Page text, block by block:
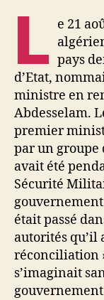
L e 21
pays
d’Etat,
ministre en
Abdesselam.
premier
par un groupe
avait été
Sécurité
était passé
autorités qu’il
réconciliation
s’imaginait